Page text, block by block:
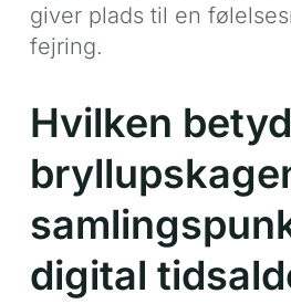
giver plads til en
fejring.
Hvilken
digital